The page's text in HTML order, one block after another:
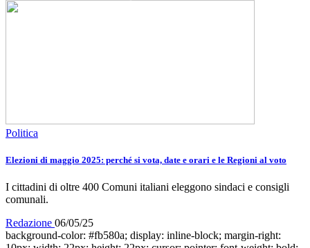
Politica
Elezioni di maggio 2025: perché si vota, date e orari e le Regioni al voto
I cittadini di oltre 400 Comuni italiani eleggono sindaci e consigli
comunali.
Redazione 06/05/25
background-color: #fb580a; display: inline-block; margin-right: